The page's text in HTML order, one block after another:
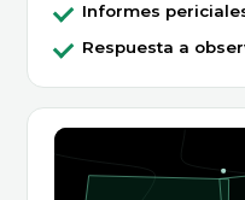
Informes
Respuesta a